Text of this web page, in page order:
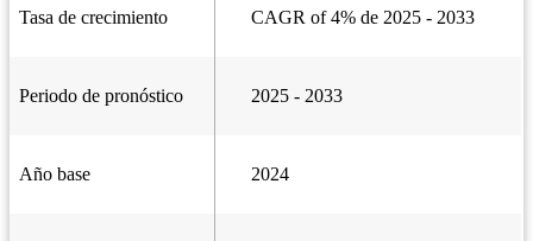
Tasa de crecimiento CAGR of 4% de 2025 - 2033
Periodo de pronóstico 2025 - 2033
Año base 2024